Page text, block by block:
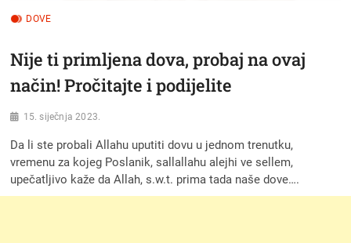
DOVE
Nije ti primljena dova, probaj na ovaj
način! Pročitajte i podijelite
15. siječnja 2023.
Da li ste probali Allahu uputiti dovu u jednom trenutku,
vremenu za kojeg Poslanik, sallallahu alejhi ve sellem,
upečatljivo kaže da Allah, s.w.t. prima tada naše dove….